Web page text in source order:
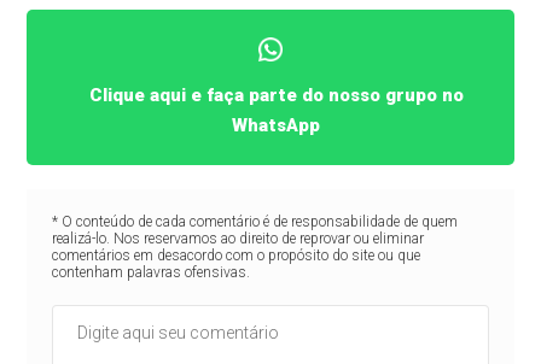
Clique aqui e faça parte do nosso grupo no
WhatsApp
* O conteúdo de cada comentário é de responsabilidade de quem
realizá-lo. Nos reservamos ao direito de reprovar ou eliminar
comentários em desacordo com o propósito do site ou que
contenham palavras ofensivas.